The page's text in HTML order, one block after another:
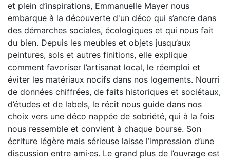
et plein d’inspirations, Emmanuelle Mayer nous
embarque à la découverte d'un déco qui s’ancre dans
des démarches sociales, écologiques et qui nous fait
du bien. Depuis les meubles et objets jusqu’aux
peintures, sols et autres finitions, elle explique
comment favoriser l’artisanat local, le réemploi et
éviter les matériaux nocifs dans nos logements. Nourri
de données chiffrées, de faits historiques et sociétaux,
d’études et de labels, le récit nous guide dans nos
choix vers une déco nappée de sobriété, qui à la fois
nous ressemble et convient à chaque bourse. Son
écriture légère mais sérieuse laisse l’impression d’une
discussion entre ami·es. Le grand plus de l’ouvrage est